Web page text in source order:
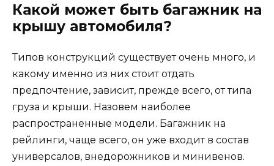
Какой может быть багажник на
крышу автомобиля?
Типов конструкций существует очень много, и
какому именно из них стоит отдать
предпочтение, зависит, прежде всего, от типа
груза и крыши. Назовем наиболее
распространенные модели. Багажник на
рейлинги, чаще всего, он уже входит в состав
универсалов, внедорожников и минивенов.